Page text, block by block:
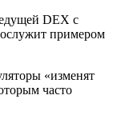
DEX с
примером
«изменят
часто